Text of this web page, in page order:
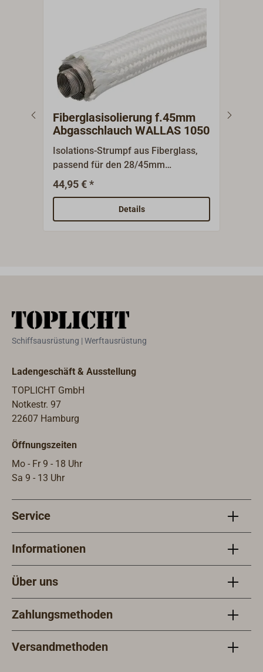
Fiberglasisolierung f.45mm
Abgasschlauch WALLAS 1050
Isolations-Strumpf aus Fiberglass,
passend für den 28/45mm
Doppelschlauch.
44,95 € *
Details
Schiffsausrüstung | Werftausrüstung
Ladengeschäft & Ausstellung
TOPLICHT GmbH
Notkestr. 97
22607 Hamburg
Öffnungszeiten
Mo - Fr 9 - 18 Uhr
Sa 9 - 13 Uhr
Service
Informationen
Über uns
Zahlungsmethoden
Versandmethoden